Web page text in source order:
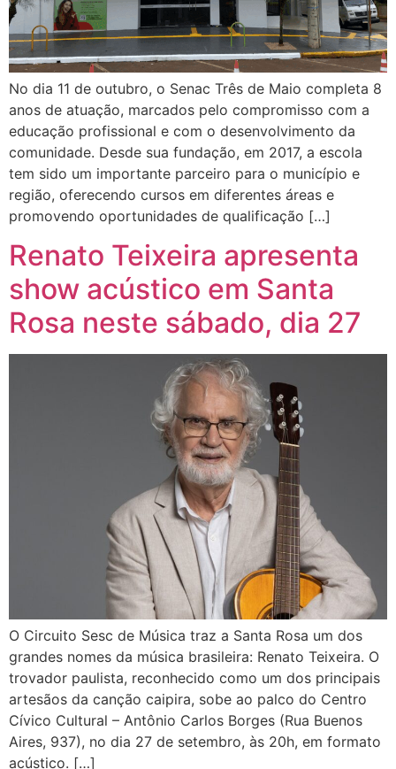
No dia 11 de outubro, o Senac Três de Maio completa 8
anos de atuação, marcados pelo compromisso com a
educação profissional e com o desenvolvimento da
comunidade. Desde sua fundação, em 2017, a escola
tem sido um importante parceiro para o município e
região, oferecendo cursos em diferentes áreas e
promovendo oportunidades de qualificação […]
Renato Teixeira apresenta
show acústico em Santa
Rosa neste sábado, dia 27
O Circuito Sesc de Música traz a Santa Rosa um dos
grandes nomes da música brasileira: Renato Teixeira. O
trovador paulista, reconhecido como um dos principais
artesãos da canção caipira, sobe ao palco do Centro
Cívico Cultural – Antônio Carlos Borges (Rua Buenos
Aires, 937), no dia 27 de setembro, às 20h, em formato
acústico. […]